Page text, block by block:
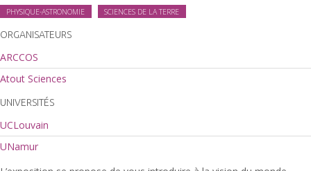
PHYSIQUE-ASTRONOMIE SCIENCES DE LA TERRE
ORGANISATEURS
ARCCOS
Atout Sciences
UNIVERSITÉS
UCLouvain
UNamur